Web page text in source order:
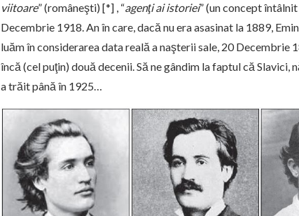
viitoare” (româneşti) [*] , “agenţi ai istoriei” (un concept
Decembrie 1918. An în care, dacă nu era asasinat la 1889,
luăm în considerarea data reală a naşterii sale, 20
încă (cel puţin) două decenii. Să ne gândim la faptul că Slavici,
a trăit până în 1925…